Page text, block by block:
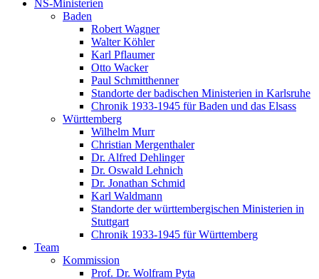
NS-Ministerien
Baden
Robert Wagner
Walter Köhler
Karl Pflaumer
Otto Wacker
Paul Schmitthenner
Standorte der badischen Ministerien in Karlsruhe
Chronik 1933-1945 für Baden und das Elsass
Württemberg
Wilhelm Murr
Christian Mergenthaler
Dr. Alfred Dehlinger
Dr. Oswald Lehnich
Dr. Jonathan Schmid
Karl Waldmann
Standorte der württembergischen Ministerien in
Stuttgart
Chronik 1933-1945 für Württemberg
Team
Kommission
Prof. Dr. Wolfram Pyta